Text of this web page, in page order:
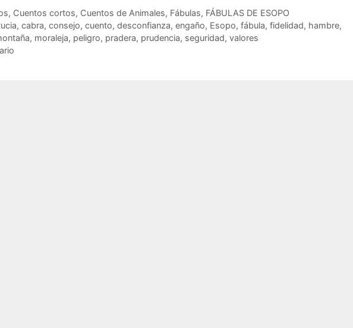
, Cuentos cortos, Cuentos de Animales, Fábulas, FÁBULAS DE ESOPO
, cabra, consejo, cuento, desconfianza, engaño, Esopo, fábula, fidelidad, hambre,
, moraleja, peligro, pradera, prudencia, seguridad, valores